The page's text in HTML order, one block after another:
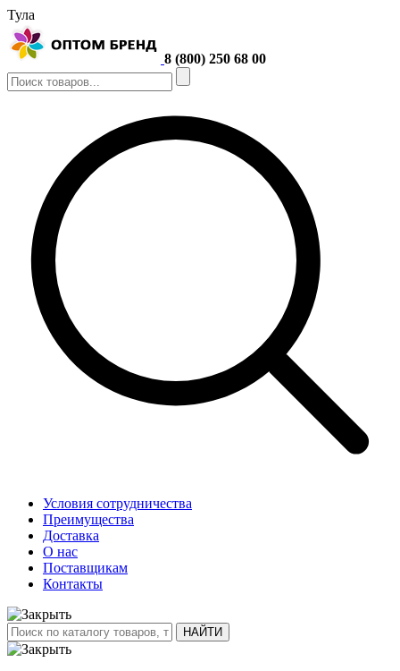
Тула
8 (800) 250 68 00
Условия сотрудничества
Преимущества
Доставка
О нас
Поставщикам
Контакты